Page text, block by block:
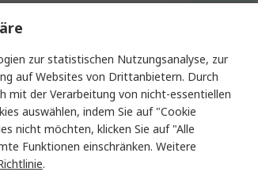
50 +
1kV
Prüfspitze
Schwarz
Federbelastet
Stahl
zur statistischen Nutzungsanalyse, zur
auf Websites von Drittanbietern. Durch
mit der Verarbeitung von nicht-essentiellen
auswählen, indem Sie auf "Cookie
nicht möchten, klicken Sie auf "Alle
Funktionen einschränken. Weitere
.